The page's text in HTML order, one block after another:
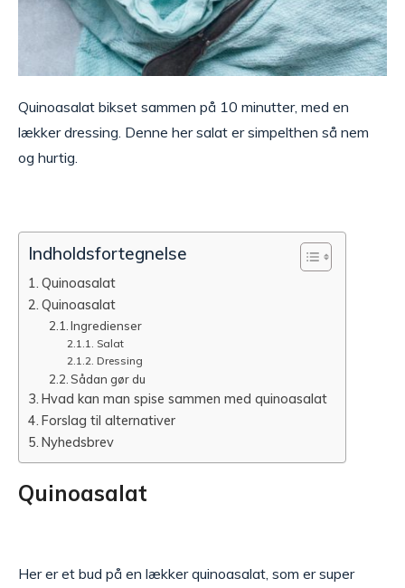
Quinoasalat bikset sammen på 10 minutter, med en
lækker dressing. Denne her salat er simpelthen så nem
og hurtig.
Indholdsfortegnelse
Quinoasalat
Quinoasalat
Ingredienser
Salat
Dressing
Sådan gør du
Hvad kan man spise sammen med quinoasalat
Forslag til alternativer
Nyhedsbrev
Quinoasalat
Her er et bud på en lækker quinoasalat, som er super